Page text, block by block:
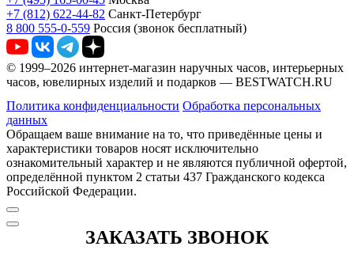
+7 (812) 622-44-82 Санкт-Петербург
8 800 555-0-559 Россия (звонок бесплатный)
© 1999–2026 интернет-магазин наручных часов, интерьерных
часов, ювелирных изделий и подарков — BESTWATCH.RU
Политика конфиденциальности Обработка персональных
данных
Обращаем ваше внимание на то, что приведённые цены и
характеристики товаров носят исключительно
ознакомительный характер и не являются публичной офертой,
определённой пунктом 2 статьи 437 Гражданского кодекса
Российской Федерации.
ЗАКАЗАТЬ ЗВОНОК